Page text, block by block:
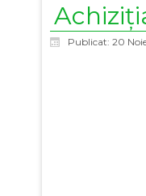
Publicat: 20